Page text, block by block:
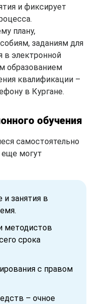
и фиксирует
плану,
заданиям для
в электронной
образованием
квалификации –
в Кургане.
обучения
самостоятельно
могут
и занятия в
методистов
срока
с правом
– очное